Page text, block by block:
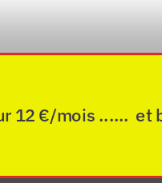
12 €/mois ...... et